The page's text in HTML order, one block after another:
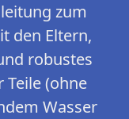
zum
den Eltern,
robustes
Teile (ohne
Wasser